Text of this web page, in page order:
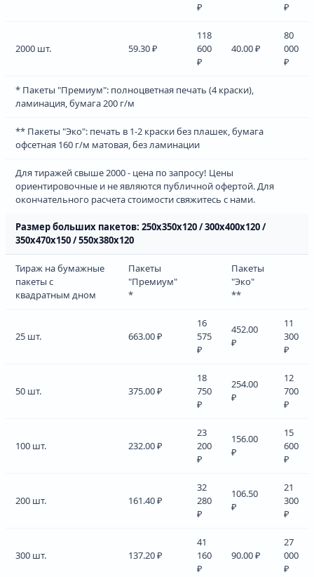
₽ ₽
2000 шт. 59.30 ₽
118
600
₽
40.00 ₽
80
000
₽
* Пакеты "Премиум": полноцветная печать (4 краски),
ламинация, бумага 200 г/м
** Пакеты "Эко": печать в 1-2 краски без плашек, бумага
офсетная 160 г/м матовая, без ламинации
Для тиражей свыше 2000 - цена по запросу! Цены
ориентировочные и не являются публичной офертой. Для
окончательного расчета стоимости свяжитесь с нами.
Размер больших пакетов: 250х350х120 / 300х400х120 /
350х470х150 / 550х380х120
Тираж на бумажные
пакеты с
квадратным дном
Пакеты
"Премиум"
*
Пакеты
"Эко"
**
25 шт. 663.00 ₽
16
575
₽
452.00
₽
11
300
₽
50 шт. 375.00 ₽
18
750
₽
254.00
₽
12
700
₽
100 шт. 232.00 ₽
23
200
₽
156.00
₽
15
600
₽
200 шт. 161.40 ₽
32
280
₽
106.50
₽
21
300
₽
300 шт. 137.20 ₽
41
160
₽
90.00 ₽
27
000
₽